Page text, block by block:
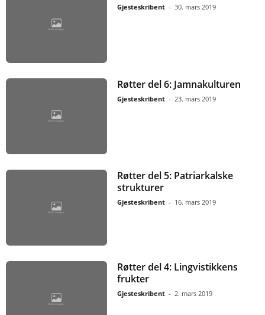
Gjesteskribent - 30. mars 2019
Røtter del 6: Jamnakulturen
Gjesteskribent - 23. mars 2019
Røtter del 5: Patriarkalske
strukturer
Gjesteskribent - 16. mars 2019
Røtter del 4: Lingvistikkens
frukter
Gjesteskribent - 2. mars 2019